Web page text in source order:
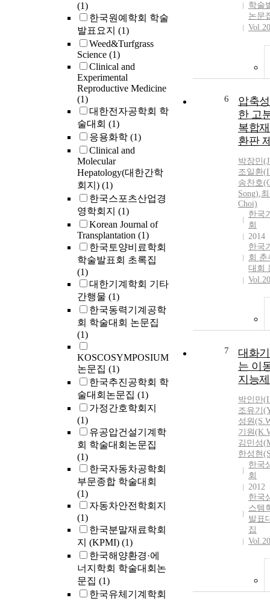
(1)
한국원예학회 학술
발표요지 (1)
Weed&Turfgrass
Science (1)
Clinical and
Experimental
Reproductive Medicine
(1)
대한전자공학회 학
술대회 (1)
응용화학 (1)
Clinical and
Molecular
Hepatology(대한간학
회지) (1)
한국스포츠산업경
영학회지 (1)
Korean Journal of
Transplantation (1)
한국토양비료학회
학술발표회 초록집
(1)
대한기계학회 기타
간행물 (1)
한국동력기계공학
회 학술대회 논문집
(1)
KOSCOSYMPOSIUM
논문집 (1)
한국추진공학회 학
술대회논문집 (1)
가정간호학회지
(1)
유공압건설기계학
회 학술대회논문집
(1)
한국자동차공학회
부문종합 학술대회
(1)
자동차안전학회지
(1)
한국분말재료학회
지 (KPMI) (1)
한국해양환경·에
너지학회 학술대회논
문집 (1)
한국유체기계학회
학술
논문
6
압축
한 고
복합
환판
박장민
조일환(
송찬호
Song),
Choi)
한국
회
2014
한국
회 춘
대회
7
대화
는 이
지능
박인만(
조유기
성원
기원
김민성(
한성현
한국
회
2012
한국
스템
발표
집